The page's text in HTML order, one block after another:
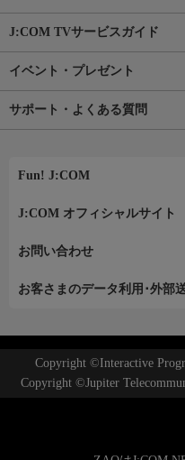
J:COM TVサービスガイド
イベント・プレゼント
サポート・よくある質問
Fun! J:COM
J:COM オフィシャルサイト
お問い合わせ
お客さまのデータ利用･外部
Copyright ©Interactive
Copyright ©Jupiter